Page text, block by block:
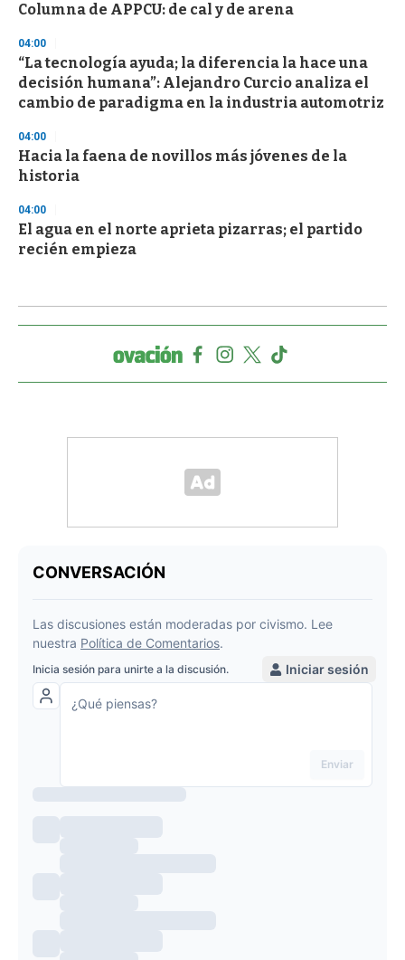
Columna de APPCU: de cal y de arena
04:00
“La tecnología ayuda; la diferencia la hace una
decisión humana”: Alejandro Curcio analiza el
cambio de paradigma en la industria automotriz
04:00
Hacia la faena de novillos más jóvenes de la
historia
04:00
El agua en el norte aprieta pizarras; el partido
recién empieza